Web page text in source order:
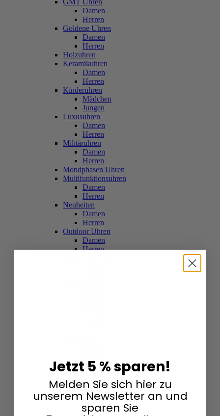
GMT Uhren
Damen
Herren
Goldene Uhren
Damen
Herren
Holzuhren
Keramikuhren
Damen
Herren
Kinderuhren
Mädchen
Jungen
Luxusuhren
Damen
Herren
Militäruhren
Damen
Herren
Mondphasen Uhren
Multifunktionsuhren
Damen
Herren
Neuheiten
Damen
Herren
Outdoor Uhren
Damen
Herren
Sportuhren
Damen
Herren
Swarovski & Edelsteine
Damen
Herren
Jetzt 5 % sparen!
Melden Sie sich hier zu
unserem Newsletter an und
sparen Sie